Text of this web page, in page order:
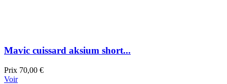
Mavic cuissard aksium short...
Prix 70,00 €
Voir